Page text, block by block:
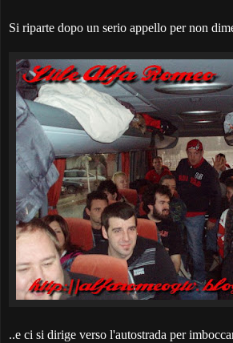
Si riparte dopo un serio appello per non
..e ci si dirige verso l'autostrada per